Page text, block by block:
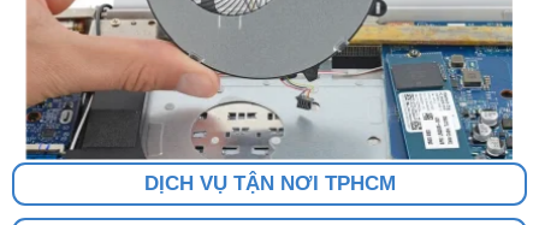
DỊCH VỤ TẬN NƠI TPHCM